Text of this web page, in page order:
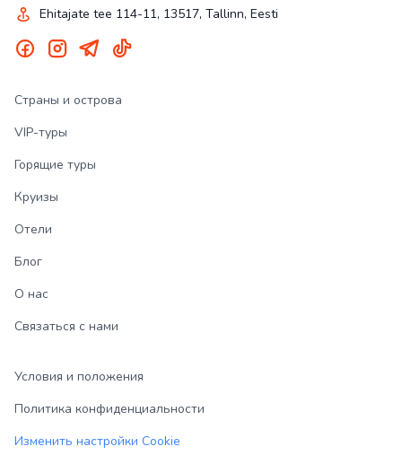
Ehitajate tee 114-11, 13517, Tallinn, Eesti
Страны и острова
VIP-туры
Горящие туры
Круизы
Отели
Блог
О нас
Связаться с нами
Условия и положения
Политика конфиденциальности
Изменить настройки Cookie